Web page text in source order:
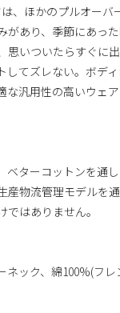
、ほかのプルオー
があり、季節にあっ
思いついたらすぐに
してズレない。ボデ
な汎用性の高いウェ
ベターコットンを通
産物流管理モデルを
はありません。
ネック、綿100%(フ